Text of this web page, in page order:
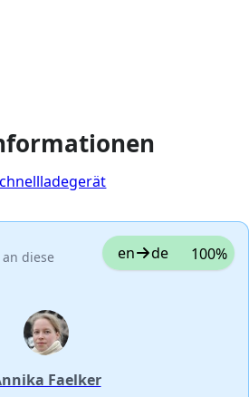
diese
en de 100%
Faelker